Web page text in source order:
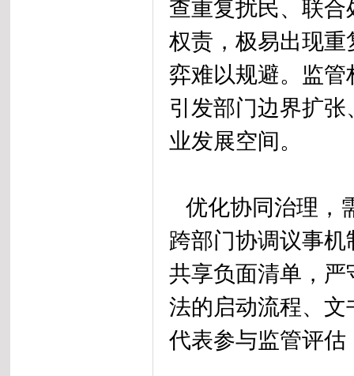
查重复扰民、联
权责，极易出现
弈难以规避。监
引发部门边界扩
业发展空间。
优化协同治理，
跨部门协调议事
共享负面清单，
法的启动流程、
代表参与监管评